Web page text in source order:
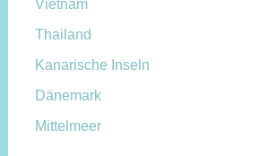
Vietnam
Thailand
Kanarische Inseln
Dänemark
Mittelmeer